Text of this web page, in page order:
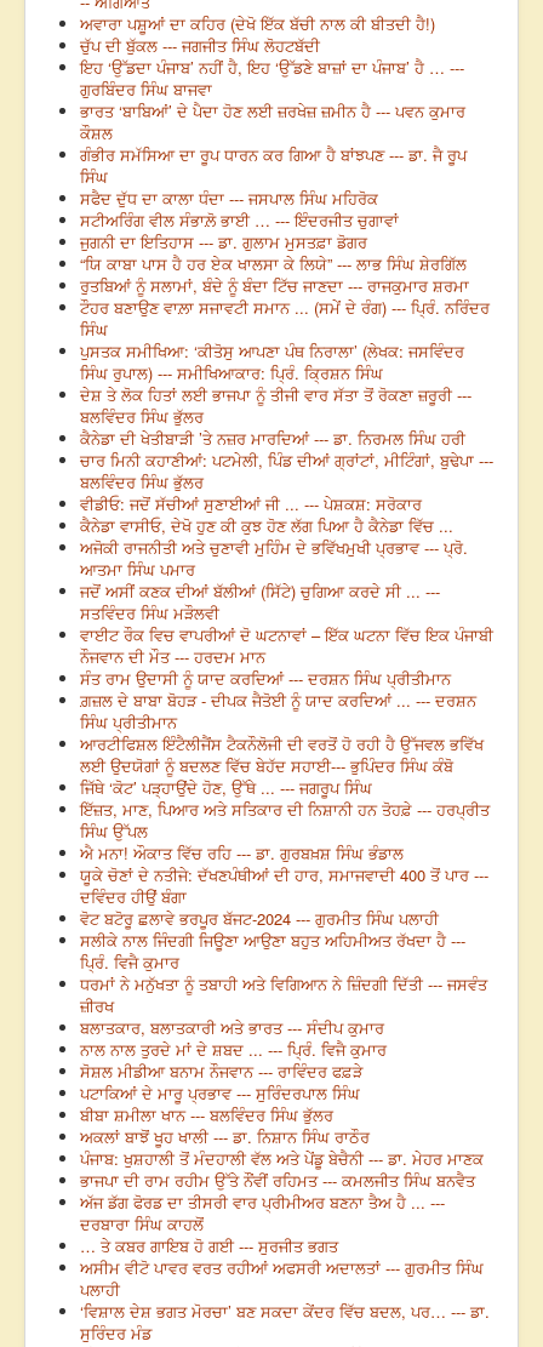
ਅਵਾਰਾ ਪਸ਼ੂਆਂ ਦਾ ਕਹਿਰ (ਦੇਖੋ ਇੱਕ ਬੱਚੀ ਨਾਲ ਕੀ ਬੀਤਦੀ ਹੈ!)
ਚੁੱਪ ਦੀ ਬੁੱਕਲ --- ਜਗਜੀਤ ਸਿੰਘ ਲੋਹਟਬੱਦੀ
ਇਹ ‘ਉੱਡਦਾ ਪੰਜਾਬ’ ਨਹੀਂ ਹੈ, ਇਹ ‘ਉੱਡਣੇ ਬਾਜ਼ਾਂ ਦਾ ਪੰਜਾਬ’ ਹੈ … ---
ਗੁਰਬਿੰਦਰ ਸਿੰਘ ਬਾਜਵਾ
ਭਾਰਤ ‘ਬਾਬਿਆਂ’ ਦੇ ਪੈਦਾ ਹੋਣ ਲਈ ਜ਼ਰਖੇਜ਼ ਜ਼ਮੀਨ ਹੈ --- ਪਵਨ ਕੁਮਾਰ
ਕੌਸ਼ਲ
ਗੰਭੀਰ ਸਮੱਸਿਆ ਦਾ ਰੂਪ ਧਾਰਨ ਕਰ ਗਿਆ ਹੈ ਬਾਂਝਪਣ --- ਡਾ. ਜੈ ਰੂਪ
ਸਿੰਘ
ਸਫੈਦ ਦੁੱਧ ਦਾ ਕਾਲਾ ਧੰਦਾ --- ਜਸਪਾਲ ਸਿੰਘ ਮਹਿਰੋਕ
ਸਟੀਅਰਿੰਗ ਵੀਲ ਸੰਭਾਲ਼ੋ ਭਾਈ … --- ਇੰਦਰਜੀਤ ਚੁਗਾਵਾਂ
ਜੁਗਨੀ ਦਾ ਇਤਿਹਾਸ --- ਡਾ. ਗੁਲਾਮ ਮੁਸਤਫ਼ਾ ਡੋਗਰ
“ਯਿ ਕਾਬਾ ਪਾਸ ਹੈ ਹਰ ਏਕ ਖਾਲਸਾ ਕੇ ਲਿਯੇ” --- ਲਾਭ ਸਿੰਘ ਸ਼ੇਰਗਿੱਲ
ਰੁਤਬਿਆਂ ਨੂੰ ਸਲਾਮਾਂ, ਬੰਦੇ ਨੂੰ ਬੰਦਾ ਟਿੱਚ ਜਾਣਦਾ --- ਰਾਜਕੁਮਾਰ ਸ਼ਰਮਾ
ਟੌਹਰ ਬਣਾਉਣ ਵਾਲ਼ਾ ਸਜਾਵਟੀ ਸਮਾਨ ... (ਸਮੇਂ ਦੇ ਰੰਗ) --- ਪ੍ਰਿੰ. ਨਰਿੰਦਰ
ਸਿੰਘ
ਪੁਸਤਕ ਸਮੀਖਿਆ: ‘ਕੀਤੋਸੁ ਆਪਣਾ ਪੰਥ ਨਿਰਾਲਾ’ (ਲੇਖਕ: ਜਸਵਿੰਦਰ
ਸਿੰਘ ਰੁਪਾਲ) --- ਸਮੀਖਿਆਕਾਰ: ਪ੍ਰਿੰ. ਕ੍ਰਿਸ਼ਨ ਸਿੰਘ
ਦੇਸ਼ ਤੇ ਲੋਕ ਹਿਤਾਂ ਲਈ ਭਾਜਪਾ ਨੂੰ ਤੀਜੀ ਵਾਰ ਸੱਤਾ ਤੋਂ ਰੋਕਣਾ ਜ਼ਰੂਰੀ ---
ਬਲਵਿੰਦਰ ਸਿੰਘ ਭੁੱਲਰ
ਕੈਨੇਡਾ ਦੀ ਖੇਤੀਬਾੜੀ ’ਤੇ ਨਜ਼ਰ ਮਾਰਦਿਆਂ --- ਡਾ. ਨਿਰਮਲ ਸਿੰਘ ਹਰੀ
ਚਾਰ ਮਿਨੀ ਕਹਾਣੀਆਂ: ਪਟਮੇਲੀ, ਪਿੰਡ ਦੀਆਂ ਗ੍ਰਾਂਟਾਂ, ਮੀਟਿੰਗਾਂ, ਬੁਢੇਪਾ ---
ਬਲਵਿੰਦਰ ਸਿੰਘ ਭੁੱਲਰ
ਵੀਡੀਓ: ਜਦੋਂ ਸੱਚੀਆਂ ਸੁਣਾਈਆਂ ਜੀ ... --- ਪੇਸ਼ਕਸ਼: ਸਰੋਕਾਰ
ਕੈਨੇਡਾ ਵਾਸੀਓ, ਦੇਖੋ ਹੁਣ ਕੀ ਕੁਝ ਹੋਣ ਲੱਗ ਪਿਆ ਹੈ ਕੈਨੇਡਾ ਵਿੱਚ ...
ਅਜੋਕੀ ਰਾਜਨੀਤੀ ਅਤੇ ਚੁਣਾਵੀ ਮੁਹਿੰਮ ਦੇ ਭਵਿੱਖਮੁਖੀ ਪ੍ਰਭਾਵ --- ਪ੍ਰੋ.
ਆਤਮਾ ਸਿੰਘ ਪਮਾਰ
ਜਦੋਂ ਅਸੀਂ ਕਣਕ ਦੀਆਂ ਬੱਲੀਆਂ (ਸਿੱਟੇ) ਚੁਗਿਆ ਕਰਦੇ ਸੀ ... ---
ਸਤਵਿੰਦਰ ਸਿੰਘ ਮੜੌਲਵੀ
ਵਾਈਟ ਰੌਕ ਵਿਚ ਵਾਪਰੀਆਂ ਦੋ ਘਟਨਾਵਾਂ – ਇੱਕ ਘਟਨਾ ਵਿੱਚ ਇਕ ਪੰਜਾਬੀ
ਨੌਜਵਾਨ ਦੀ ਮੌਤ --- ਹਰਦਮ ਮਾਨ
ਸੰਤ ਰਾਮ ਉਦਾਸੀ ਨੂੰ ਯਾਦ ਕਰਦਿਆਂ --- ਦਰਸ਼ਨ ਸਿੰਘ ਪ੍ਰੀਤੀਮਾਨ
ਗ਼ਜ਼ਲ ਦੇ ਬਾਬਾ ਬੋਹੜ - ਦੀਪਕ ਜੈਤੋਈ ਨੂੰ ਯਾਦ ਕਰਦਿਆਂ ... --- ਦਰਸ਼ਨ
ਸਿੰਘ ਪ੍ਰੀਤੀਮਾਨ
ਆਰਟੀਫਿਸ਼ਲ ਇੰਟੈਲੀਜੈਂਸ ਟੈਕਨੌਲੋਜੀ ਦੀ ਵਰਤੋਂ ਹੋ ਰਹੀ ਹੈ ਉੱਜਵਲ ਭਵਿੱਖ
ਲਈ ਉਦਯੋਗਾਂ ਨੂੰ ਬਦਲਣ ਵਿੱਚ ਬੇਹੱਦ ਸਹਾਈ--- ਭੁਪਿੰਦਰ ਸਿੰਘ ਕੰਬੋ
ਜਿੱਥੇ ‘ਕੋਟ’ ਪੜ੍ਹਾਉਂਦੇ ਹੋਣ, ਉੱਥੇ ... --- ਜਗਰੂਪ ਸਿੰਘ
ਇੱਜ਼ਤ, ਮਾਣ, ਪਿਆਰ ਅਤੇ ਸਤਿਕਾਰ ਦੀ ਨਿਸ਼ਾਨੀ ਹਨ ਤੋਹਫ਼ੇ --- ਹਰਪ੍ਰੀਤ
ਸਿੰਘ ਉੱਪਲ
ਐ ਮਨਾ! ਔਕਾਤ ਵਿੱਚ ਰਹਿ --- ਡਾ. ਗੁਰਬਖ਼ਸ਼ ਸਿੰਘ ਭੰਡਾਲ
ਯੂਕੇ ਚੋਣਾਂ ਦੇ ਨਤੀਜੇ: ਦੱਖਣਪੰਥੀਆਂ ਦੀ ਹਾਰ, ਸਮਾਜਵਾਦੀ 400 ਤੋਂ ਪਾਰ ---
ਦਵਿੰਦਰ ਹੀਉਂ ਬੰਗਾ
ਵੋਟ ਬਟੋਰੂ ਛਲਾਵੇ ਭਰਪੂਰ ਬੱਜਟ-2024 --- ਗੁਰਮੀਤ ਸਿੰਘ ਪਲਾਹੀ
ਸਲੀਕੇ ਨਾਲ ਜਿੰਦਗੀ ਜਿਊਣਾ ਆਉਣਾ ਬਹੁਤ ਅਹਿਮੀਅਤ ਰੱਖਦਾ ਹੈ ---
ਪ੍ਰਿੰ. ਵਿਜੈ ਕੁਮਾਰ
ਧਰਮਾਂ ਨੇ ਮਨੁੱਖਤਾ ਨੂੰ ਤਬਾਹੀ ਅਤੇ ਵਿਗਿਆਨ ਨੇ ਜ਼ਿੰਦਗੀ ਦਿੱਤੀ --- ਜਸਵੰਤ
ਜ਼ੀਰਖ
ਬਲਾਤਕਾਰ, ਬਲਾਤਕਾਰੀ ਅਤੇ ਭਾਰਤ --- ਸੰਦੀਪ ਕੁਮਾਰ
ਨਾਲ ਨਾਲ ਤੁਰਦੇ ਮਾਂ ਦੇ ਸ਼ਬਦ ... --- ਪ੍ਰਿੰ. ਵਿਜੈ ਕੁਮਾਰ
ਸੋਸ਼ਲ ਮੀਡੀਆ ਬਨਾਮ ਨੌਜਵਾਨ --- ਰਾਵਿੰਦਰ ਫਫ਼ੜੇ
ਪਟਾਕਿਆਂ ਦੇ ਮਾਰੂ ਪ੍ਰਭਾਵ --- ਸੁਰਿੰਦਰਪਾਲ ਸਿੰਘ
ਬੀਬਾ ਸ਼ਮੀਲਾ ਖਾਨ --- ਬਲਵਿੰਦਰ ਸਿੰਘ ਭੁੱਲਰ
ਅਕਲਾਂ ਬਾਝੋਂ ਖੂਹ ਖਾਲੀ --- ਡਾ. ਨਿਸ਼ਾਨ ਸਿੰਘ ਰਾਠੌਰ
ਪੰਜਾਬ: ਖੁਸ਼ਹਾਲੀ ਤੋਂ ਮੰਦਹਾਲੀ ਵੱਲ ਅਤੇ ਪੇਂਡੂ ਬੇਚੈਨੀ --- ਡਾ. ਮੇਹਰ ਮਾਣਕ
ਭਾਜਪਾ ਦੀ ਰਾਮ ਰਹੀਮ ਉੱਤੇ ਨੌਂਵੀਂ ਰਹਿਮਤ --- ਕਮਲਜੀਤ ਸਿੰਘ ਬਨਵੈਤ
ਅੱਜ ਡੱਗ ਫੋਰਡ ਦਾ ਤੀਸਰੀ ਵਾਰ ਪ੍ਰੀਮੀਅਰ ਬਣਨਾ ਤੈਅ ਹੈ ... ---
ਦਰਬਾਰਾ ਸਿੰਘ ਕਾਹਲੋਂ
… ਤੇ ਕਬਰ ਗਾਇਬ ਹੋ ਗਈ --- ਸੁਰਜੀਤ ਭਗਤ
ਅਸੀਮ ਵੀਟੋ ਪਾਵਰ ਵਰਤ ਰਹੀਆਂ ਅਫਸਰੀ ਅਦਾਲਤਾਂ --- ਗੁਰਮੀਤ ਸਿੰਘ
ਪਲਾਹੀ
‘ਵਿਸ਼ਾਲ ਦੇਸ਼ ਭਗਤ ਮੋਰਚਾ’ ਬਣ ਸਕਦਾ ਕੇਂਦਰ ਵਿੱਚ ਬਦਲ, ਪਰ… --- ਡਾ.
ਸੁਰਿੰਦਰ ਮੰਡ